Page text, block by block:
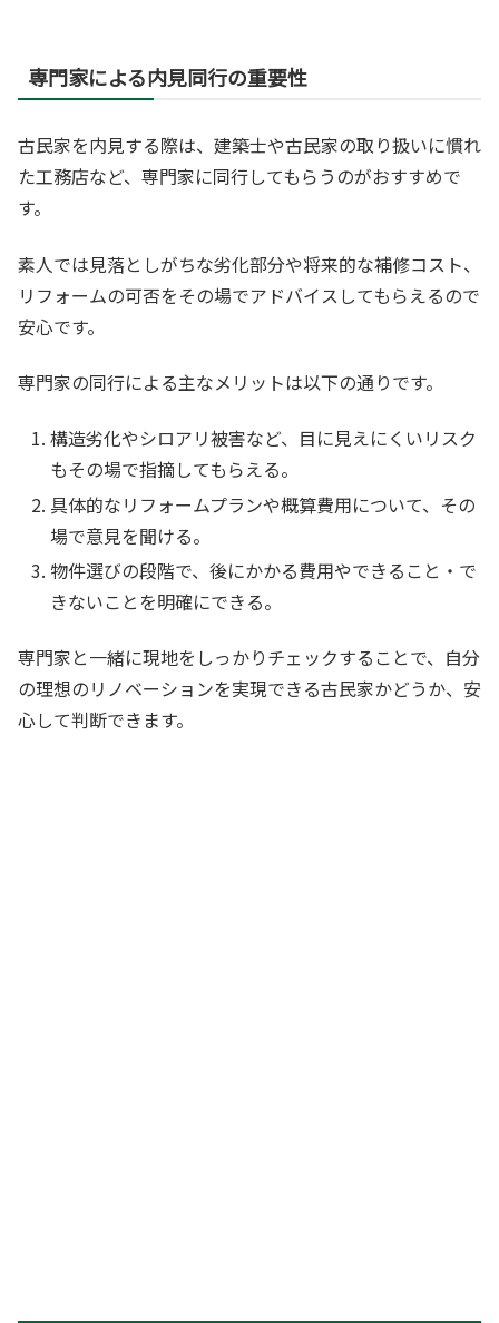
専門家による内見同行の重要性
古民家を内見する際は、建築士や古民家の取り扱いに慣れ
た工務店など、専門家に同行してもらうのがおすすめで
す。
素人では見落としがちな劣化部分や将来的な補修コスト、
リフォームの可否をその場でアドバイスしてもらえるので
安心です。
専門家の同行による主なメリットは以下の通りです。
構造劣化やシロアリ被害など、目に見えにくいリスク
もその場で指摘してもらえる。
具体的なリフォームプランや概算費用について、その
場で意見を聞ける。
物件選びの段階で、後にかかる費用やできること・で
きないことを明確にできる。
専門家と一緒に現地をしっかりチェックすることで、自分
の理想のリノベーションを実現できる古民家かどうか、安
心して判断できます。